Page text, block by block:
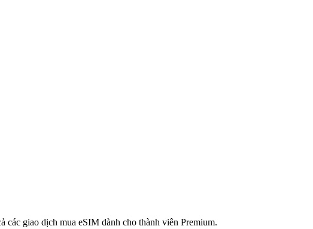
giao dịch mua eSIM dành cho thành viên Premium.